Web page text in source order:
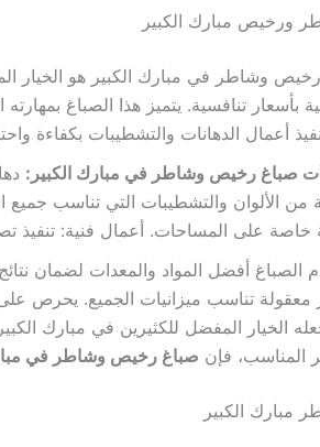
ورخيص مبارك الكبير
وشاطر في مبارك الكبير هو الخيار
بأسعار تنافسية. يتميز هذا الصباغ
أعمال الدهانات والتشطيبات بكفاءة
صباغ رخيص وشاطر في مبارك الكبير:
من الألوان والتشطيبات التي تناسب
خاصة على المساحات. أعمال فنية: تنفيذ
الصباغ أفضل المواد والمعدات لضمان نتائج
معقولة تناسب ميزانيات الجميع. يحرص على
الخيار المفضل للكثيرين في مبارك
المناسب، فإن صباغ رخيص وشاطر في
مبارك الكبير